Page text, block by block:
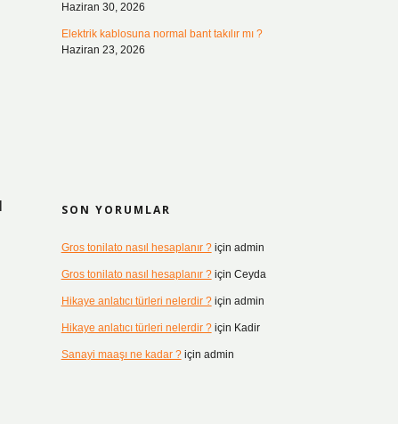
Haziran 30, 2026
Elektrik kablosuna normal bant takılır mı ?
Haziran 23, 2026
SON YORUMLAR
Gros tonilato nasıl hesaplanır ?için admin
Gros tonilato nasıl hesaplanır ?için Ceyda
Hikaye anlatıcı türleri nelerdir ?için admin
Hikaye anlatıcı türleri nelerdir ?için Kadir
Sanayi maaşı ne kadar ?için admin